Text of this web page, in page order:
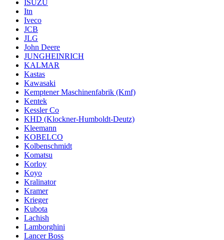
ISUZU
Itn
Iveco
JCB
JLG
John Deere
JUNGHEINRICH
KALMAR
Kastas
Kawasaki
Kemptener Maschinenfabrik (Kmf)
Kentek
Kessler Co
KHD (Klockner-Humboldt-Deutz)
Kleemann
KOBELCO
Kolbenschmidt
Komatsu
Korloy
Koyo
Kralinator
Kramer
Krieger
Kubota
Lachish
Lamborghini
Lancer Boss